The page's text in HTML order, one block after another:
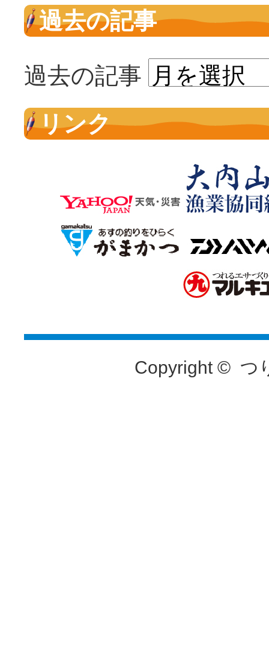
過去の記事
過去の記事
リンク
Copyright © つ